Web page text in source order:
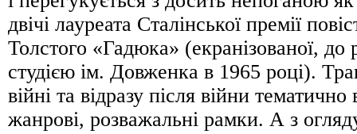
двічі лауреата Сталінської премії
Толстого «Гадюка» (екранізованої, до
студією ім. Довженка в 1965 році).
війні та відразу після війни
жанрові, розважальні рамки. А з